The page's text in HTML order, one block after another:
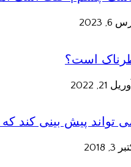
2023
است؟
آوریل 21, 2022
تواند پیش بینی
3, 2018